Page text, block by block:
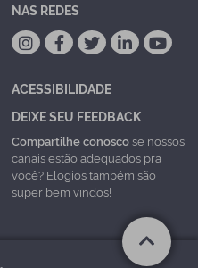
NAS REDES
ACESSIBILIDADE
DEIXE SEU FEEDBACK
Compartilhe conoscose nossos
canais estão adequados pra
você? Elogios também são
super bem vindos!